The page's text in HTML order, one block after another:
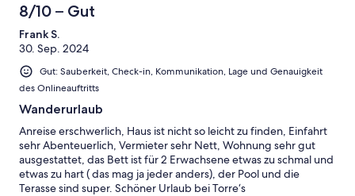
8/10 – Gut
Frank S.
30. Sep. 2024
Gut: Sauberkeit, Check-in, Kommunikation, Lage und Genauigkeit
des Onlineauftritts
Wanderurlaub
Anreise erschwerlich, Haus ist nicht so leicht zu finden, Einfahrt
sehr Abenteuerlich, Vermieter sehr Nett, Wohnung sehr gut
ausgestattet, das Bett ist für 2 Erwachsene etwas zu schmal und
etwas zu hart ( das mag ja jeder anders), der Pool und die
Terasse sind super. Schöner Urlaub bei Torre‘s